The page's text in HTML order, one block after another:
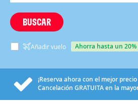
BUSCAR
Añadir vuelo ahorra hasta un 20%
¡Reserva ahora con el mejor
Cancelación GRATUITAen la